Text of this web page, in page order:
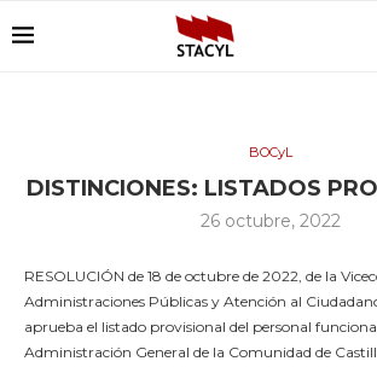
BOCyL
DISTINCIONES: LISTADOS
26 octubre, 2022
RESOLUCIÓN de 18 de octubre de 2022, de la
Administraciones Públicas y Atención al
aprueba el listado provisional del personal
Administración General de la Comunidad de